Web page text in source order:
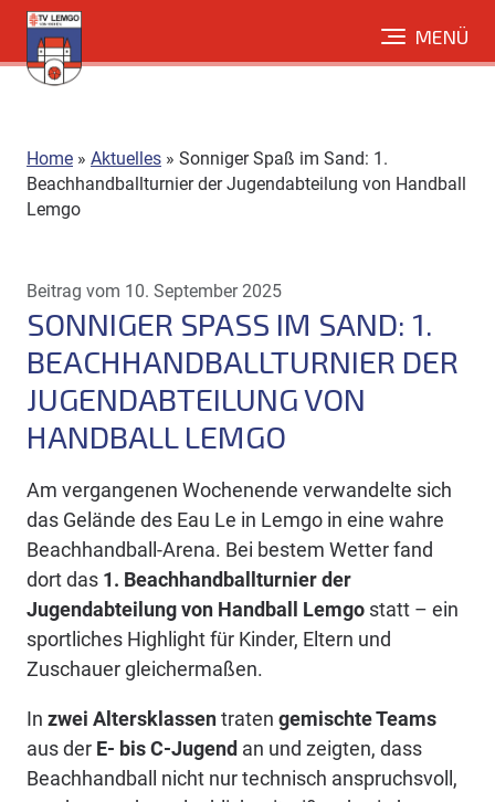
Direkt
zum
Inhalt
MENÜ
Home » Aktuelles » Sonniger Spaß im Sand: 1.
Beachhandballturnier der Jugendabteilung von Handball
Lemgo
Beitrag vom 10. September 2025
SONNIGER SPASS IM SAND: 1. B
EACHHANDBALLTURNIER DER J
UGENDABTEILUNG VON H
ANDBALL LEMGO
Am vergangenen Wochenende verwandelte sich
das Gelände des Eau Le in Lemgo in eine wahre
Beachhandball-Arena. Bei bestem Wetter fand
dort das 1. Beachhandballturnier der
Jugendabteilung von Handball Lemgo statt – ein
sportliches Highlight für Kinder, Eltern und
Zuschauer gleichermaßen.
In zwei Altersklassentraten gemischte Teams
aus der E- bis C-Jugend an und zeigten, dass
Beachhandball nicht nur technisch anspruchsvoll,